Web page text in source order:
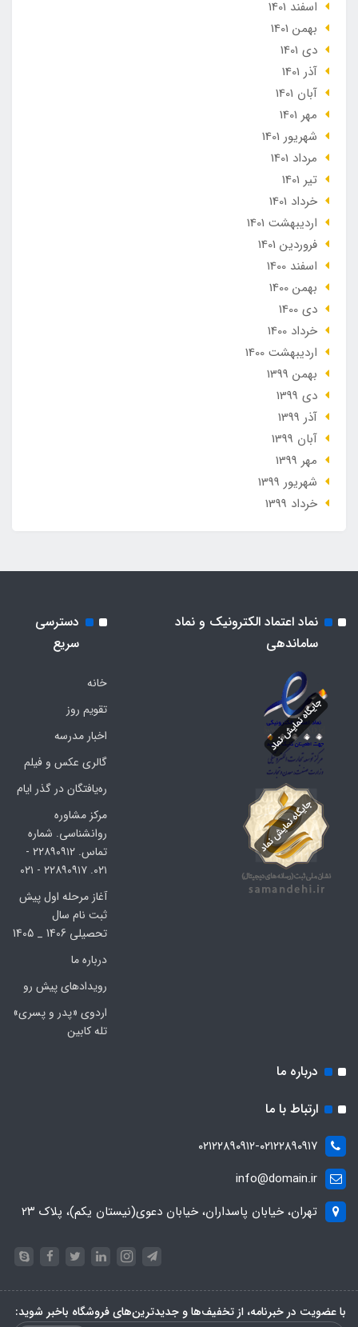
اسفند 1401
بهمن 1401
دی 1401
آذر 1401
آبان 1401
مهر 1401
شهریور 1401
مرداد 1401
تير 1401
خرداد 1401
ارديبهشت 1401
فروردین 1401
اسفند 1400
بهمن 1400
دی 1400
خرداد 1400
ارديبهشت 1400
بهمن 1399
دی 1399
آذر 1399
آبان 1399
مهر 1399
شهریور 1399
خرداد 1399
نماد اعتماد الکترونیک و نماد
ساماندهی
دسترسی
سریع
خانه
تقویم روز
اخبار مدرسه
گالری عکس و فیلم
ره‌یافتگان در گذر ایام
مرکز مشاوره
روانشناسی. شماره
تماس. ۲۲۸۹۰۹۱۲ -
۰۲۱. ۲۲۸۹۰۹۱۷ - ۰۲۱
آغاز مرحله اول پیش
ثبت نام سال
تحصیلی 1406 _ 1405
درباره ما
رویدادهای پیش رو
اردوی «پدر و پسری»
تله کابین
درباره ما
ارتباط با ما
۰۲۱۲۲۸۹۰۹۱۲-۰۲۱۲۲۸۹۰۹۱۷
info@domain.ir
تهران، خیابان پاسداران، خیابان دعوی(نیستان یکم)، پلاک ۲۳
با عضویت در خبرنامه، از تخفیف‌ها و جدیدترین‌های فروشگاه باخبر شوید: